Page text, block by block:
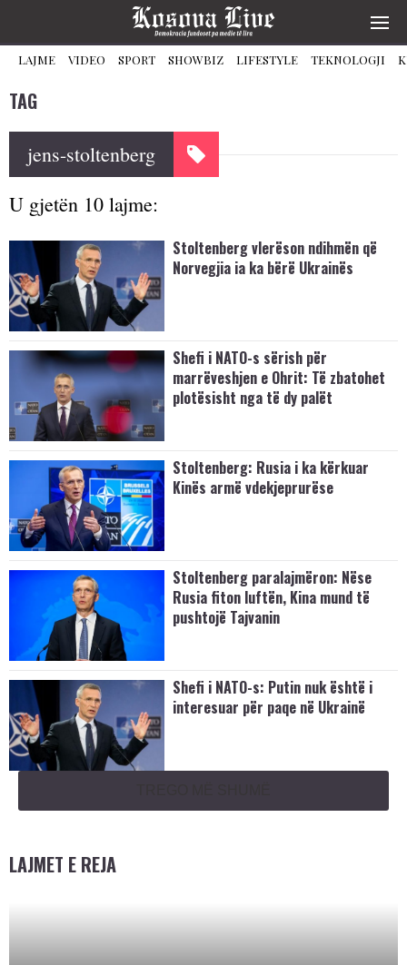
LAJME VIDEO SPORT SHOWBIZ LIFESTYLE TEKNOLOGJI
TAG
jens-stoltenberg
U gjetën 10 lajme:
Stoltenberg vlerëson ndihmën që
Norvegjia ia ka bërë Ukrainës
Shefi i NATO-s sërish për
marrëveshjen e Ohrit: Të zbatohet
plotësisht nga të dy palët
Stoltenberg: Rusia i ka kërkuar
Kinës armë vdekjeprurëse
Stoltenberg paralajmëron: Nëse
Rusia fiton luftën, Kina mund të
pushtojë Tajvanin
Shefi i NATO-s: Putin nuk është i
interesuar për paqe në Ukrainë
LAJMET E REJA